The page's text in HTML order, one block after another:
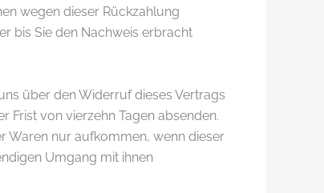
wegen dieser Rückzahlung
bis Sie den Nachweis erbracht
über den Widerruf dieses Vertrags
Frist von vierzehn Tagen absenden.
Waren nur aufkommen, wenn dieser
Umgang mit ihnen